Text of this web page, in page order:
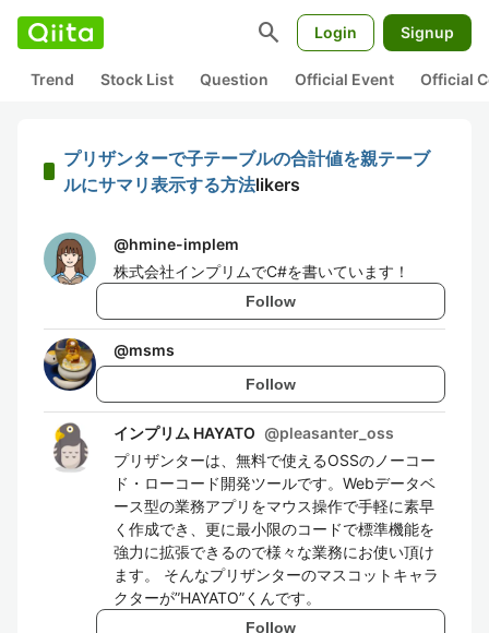
search Login Signup
Trend Stock List Question Official Event Official
プリザンターで子テーブルの合計値を親テーブ
ルにサマリ表示する方法likers
@hmine-implem
株式会社インプリムでC#を書いています！
Follow
@msms
Follow
インプリム HAYATO @pleasanter_oss
プリザンターは、無料で使えるOSSのノーコー
ド・ローコード開発ツールです。Webデータベ
ース型の業務アプリをマウス操作で手軽に素早
く作成でき、更に最小限のコードで標準機能を
強力に拡張できるので様々な業務にお使い頂け
ます。 そんなプリザンターのマスコットキャラ
クターが”HAYATO”くんです。
Follow